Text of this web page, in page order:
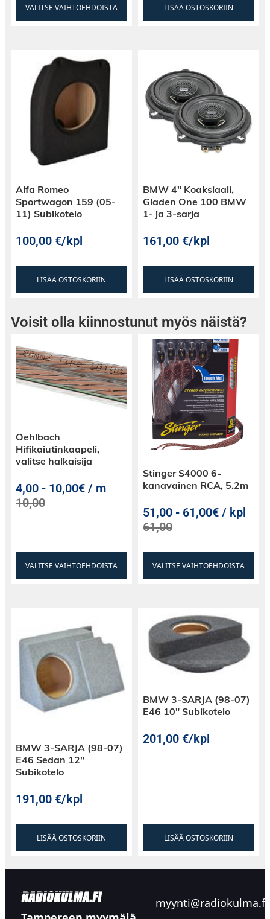
VALITSE VAIHTOEHDOISTA LISÄÄ OSTOSKORIIN
Alfa Romeo
Sportwagon 159 (05-
11) Subikotelo
100,00€/kpl
LISÄÄ OSTOSKORIIN
BMW 4″ Koaksiaali,
Gladen One 100 BMW
1- ja 3-sarja
161,00€/kpl
LISÄÄ OSTOSKORIIN
Voisit olla kiinnostunut myös näistä?
Oehlbach
Hifikaiutinkaapeli,
valitse halkaisija
4,00 - 10,00€ / m
10,00
VALITSE VAIHTOEHDOISTA
Stinger S4000 6-
kanavainen RCA, 5.2m
51,00 - 61,00€ / kpl
61,00
VALITSE VAIHTOEHDOISTA
BMW 3-SARJA (98-07)
E46 Sedan 12″
Subikotelo
191,00€/kpl
LISÄÄ OSTOSKORIIN
BMW 3-SARJA (98-07)
E46 10″ Subikotelo
201,00€/kpl
LISÄÄ OSTOSKORIIN
myynti@radiokulma.fi